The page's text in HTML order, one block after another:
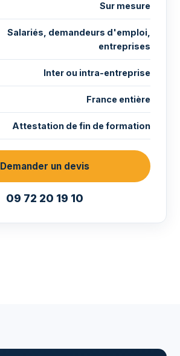
Sur mesure
Salariés, demandeurs d'emploi,
entreprises
Inter ou intra-entreprise
France entière
Attestation de fin de formation
Demander un devis
09 72 20 19 10